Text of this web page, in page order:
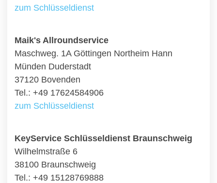
zum Schlüsseldienst
Maik's Allroundservice
Maschweg. 1A Göttingen Northeim Hann
Münden Duderstadt
37120 Bovenden
Tel.: +49 17624584906
zum Schlüsseldienst
KeyService Schlüsseldienst Braunschweig
Wilhelmstraße 6
38100 Braunschweig
Tel.: +49 15128769888